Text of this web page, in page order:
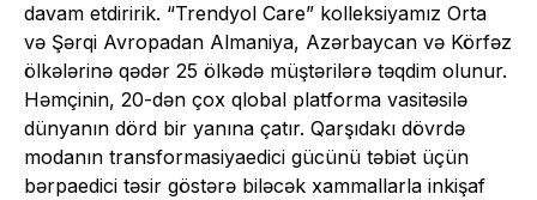
davam etdiririk. “Trendyol Care” kolleksiyamız Orta
və Şərqi Avropadan Almaniya, Azərbaycan və Körfəz
ölkələrinə qədər 25 ölkədə müştərilərə təqdim olunur.
Həmçinin, 20-dən çox qlobal platforma vasitəsilə
dünyanın dörd bir yanına çatır. Qarşıdakı dövrdə
modanın transformasiyaedici gücünü təbiət üçün
bərpaedici təsir göstərə biləcək xammallarla inkişaf